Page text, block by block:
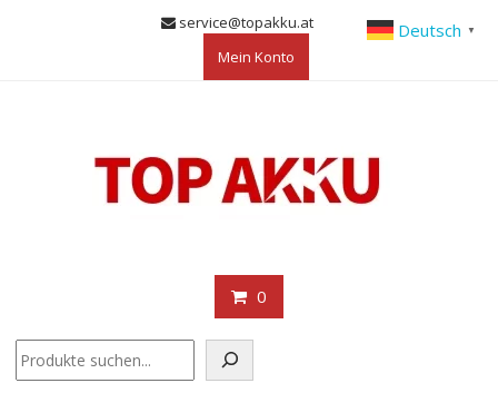
service@topakku.at
Mein Konto
0
Deutsch ▼